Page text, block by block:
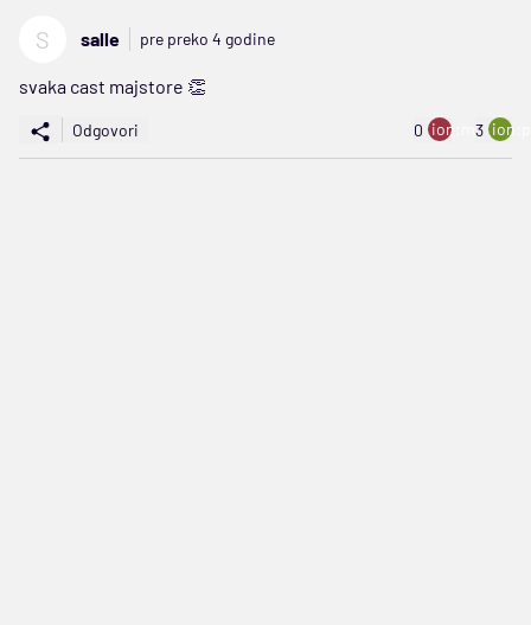
S salle pre preko 4 godine
svaka cast majstore 👏
Odgovori 0 ion:minus
3